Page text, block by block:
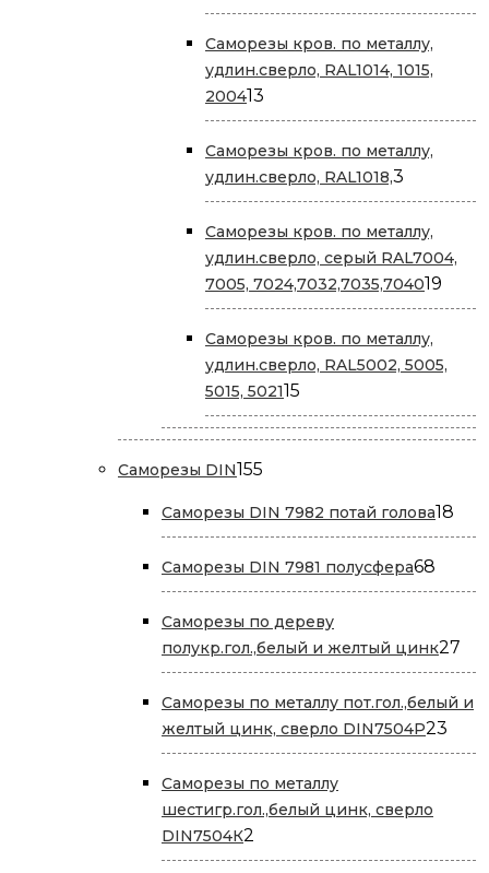
товаров
Саморезы кров. по металлу,
удлин.сверло, RAL1014, 1015,
200413
товаров
Саморезы кров. по металлу,
удлин.сверло, RAL1018,3
товара
Саморезы кров. по металлу,
удлин.сверло, серый RAL7004,
7005, 7024,7032,7035,704019
Саморезы кров. по металлу,
удлин.сверло, RAL5002, 5005,
5015, 502115
товаров
Саморезы DIN155
Саморезы DIN 7982 потай голова18
Саморезы DIN 7981 полусфера68
Саморезы по дереву
полукр.гол.,белый и желтый цинк27
Саморезы по металлу пот.гол.,белый и
желтый цинк, сверло DIN7504P23
Саморезы по металлу
шестигр.гол.,белый цинк, сверло
DIN7504К2
товара